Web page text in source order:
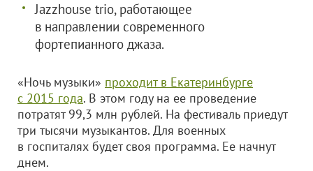
Jazzhouse trio, работающее
в направлении современного
фортепианного джаза.
«Ночь музыки» проходит в Екатеринбурге
с 2015 года. В этом году на ее проведение
потратят 99,3 млн рублей. На фестиваль приедут
три тысячи музыкантов. Для военных
в госпиталях будет своя программа. Ее начнут
днем.